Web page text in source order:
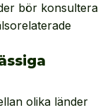
bör konsultera
olika länder